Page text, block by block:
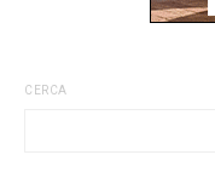
CERCA